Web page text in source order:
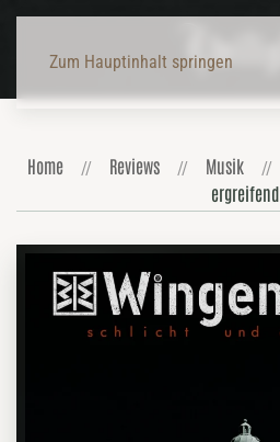
Zum Hauptinhalt springen
Home Reviews Musik
ergreifend